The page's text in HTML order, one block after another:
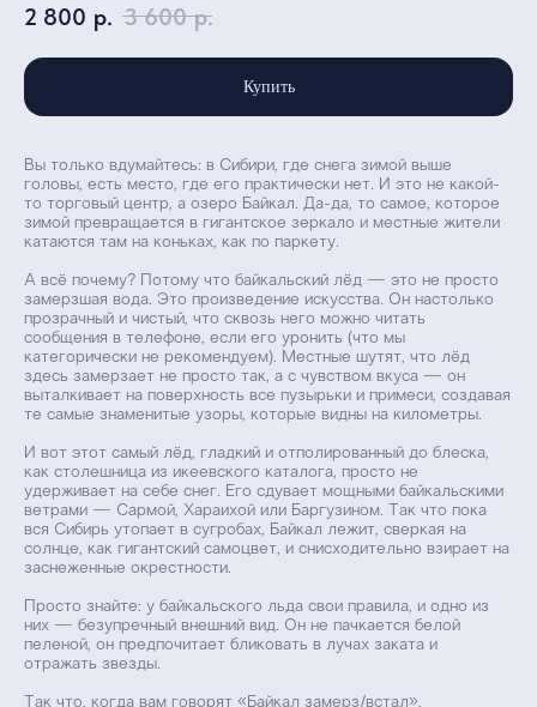
2 800 р. 3 600 р.
Купить
‎Вы только вдумайтесь: в Сибири, где снега зимой выше
головы, есть место, где его практически нет. И это не какой-
то торговый центр, а озеро Байкал. Да-да, то самое, которое
зимой превращается в гигантское зеркало и местные жители
катаются там на коньках, как по паркету.
‎А всё почему? Потому что байкальский лёд — это не просто
замерзшая вода. Это произведение искусства. Он настолько
прозрачный и чистый, что сквозь него можно читать
сообщения в телефоне, если его уронить (что мы
категорически не рекомендуем). Местные шутят, что лёд
здесь замерзает не просто так, а с чувством вкуса — он
выталкивает на поверхность все пузырьки и примеси, создавая
те самые знаменитые узоры, которые видны на километры.
‎И вот этот самый лёд, гладкий и отполированный до блеска,
как столешница из икеевского каталога, просто не
удерживает на себе снег. Его сдувает мощными байкальскими
ветрами — Сармой, Хараихой или Баргузином. Так что пока
вся Сибирь утопает в сугробах, Байкал лежит, сверкая на
солнце, как гигантский самоцвет, и снисходительно взирает на
заснеженные окрестности.
‎Просто знайте: у байкальского льда свои правила, и одно из
них — безупречный внешний вид. Он не пачкается белой
пеленой, он предпочитает бликовать в лучах заката и
отражать звезды.
‎Так что, когда вам говорят «Байкал замерз/встал»,